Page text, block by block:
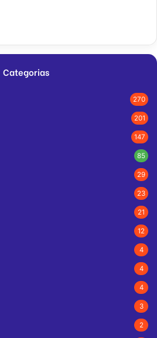
Categorias
270
201
147
85
29
23
21
12
4
4
4
3
2